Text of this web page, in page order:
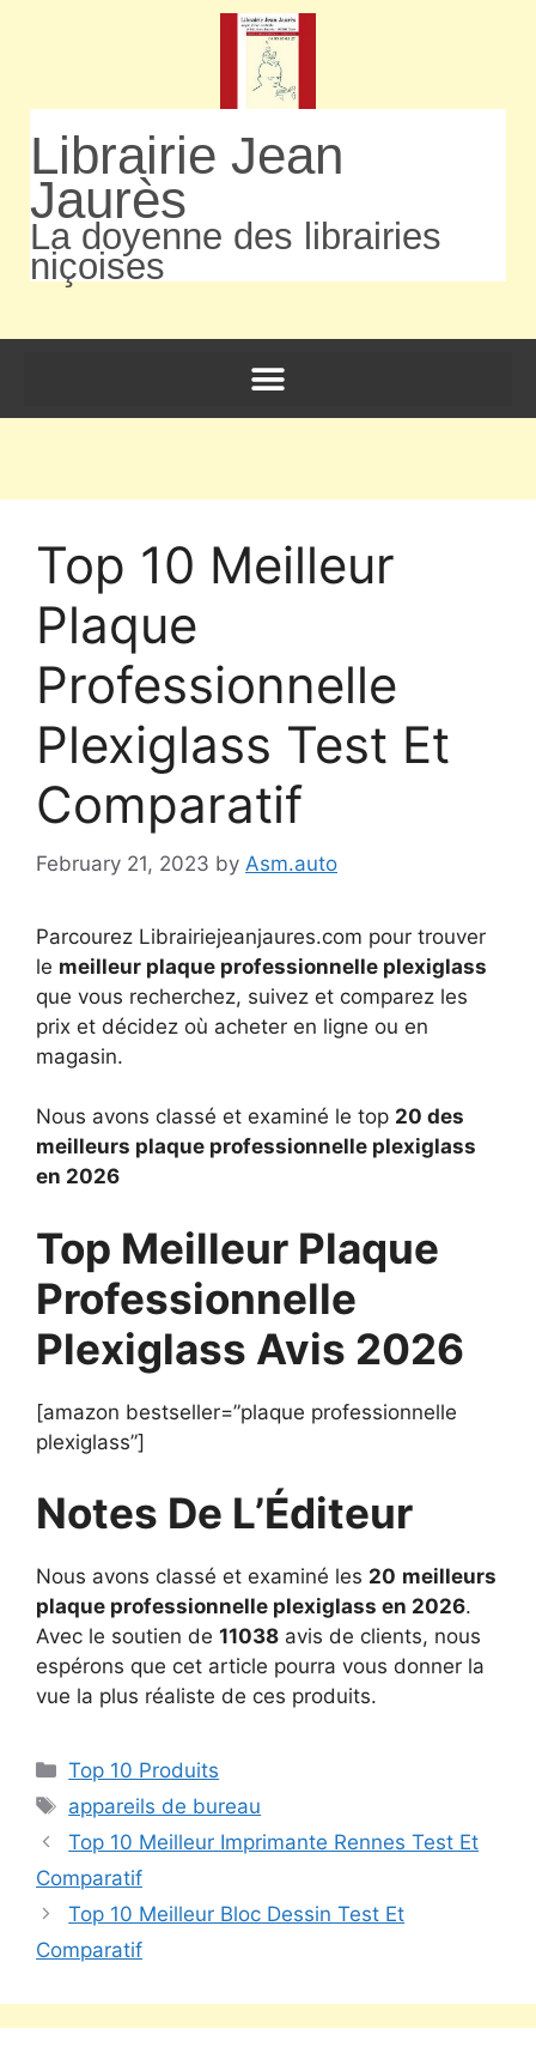
Librairie Jean
Jaurès
La doyenne des librairies
niçoises
Top 10 Meilleur
Plaque
Professionnelle
Plexiglass Test Et
Comparatif
February 21, 2023 by Asm.auto
Parcourez Librairiejeanjaures.com pour trouver
le meilleur plaque professionnelle plexiglass
que vous recherchez, suivez et comparez les
prix et décidez où acheter en ligne ou en
magasin.
Nous avons classé et examiné le top 20 des
meilleurs plaque professionnelle plexiglass
en 2026
Top Meilleur Plaque
Professionnelle
Plexiglass Avis 2026
[amazon bestseller=”plaque professionnelle
plexiglass”]
Notes De L’Éditeur
Nous avons classé et examiné les 20 meilleurs
plaque professionnelle plexiglass en 2026.
Avec le soutien de 11038 avis de clients, nous
espérons que cet article pourra vous donner la
vue la plus réaliste de ces produits.
Top 10 Produits
appareils de bureau
Top 10 Meilleur Imprimante Rennes Test Et
Comparatif
Top 10 Meilleur Bloc Dessin Test Et
Comparatif